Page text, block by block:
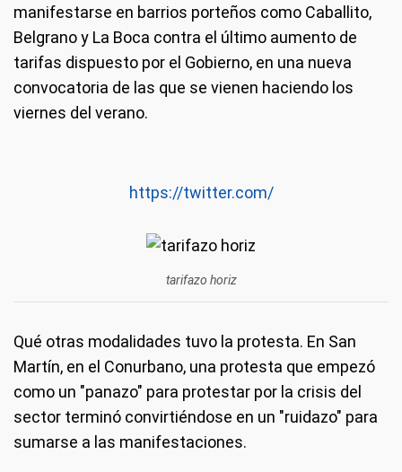
manifestarse en barrios porteños como Caballito,
Belgrano y La Boca contra el último aumento de
tarifas dispuesto por el Gobierno, en una nueva
convocatoria de las que se vienen haciendo los
viernes del verano.
https://twitter.com/
tarifazo horiz
Qué otras modalidades tuvo la protesta. En San
Martín, en el Conurbano, una protesta que empezó
como un "panazo" para protestar por la crisis del
sector terminó convirtiéndose en un "ruidazo" para
sumarse a las manifestaciones.